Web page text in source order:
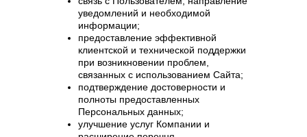
уведомлений и необходимой
информации;
предоставление эффективной
клиентской и технической поддержки
при возникновении проблем,
связанных с использованием Сайта;
подтверждение достоверности и
полноты предоставленных
Персональных данных;
улучшение услуг Компании и